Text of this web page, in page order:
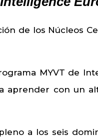
de los Núcleos
MYVT de
aprender con un
a los seis